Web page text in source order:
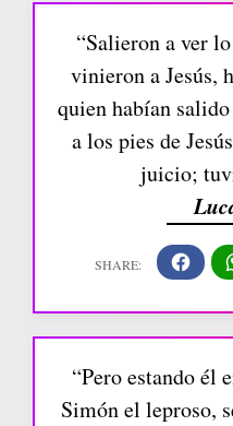
“Salieron a ver
vinieron a Jesús,
quien habían
a los pies de
juicio;
“Pero estando él
Simón el leproso,